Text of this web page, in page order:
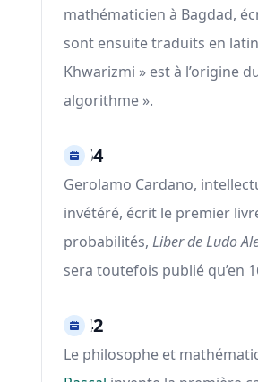
mathématicien à Bagdad,
sont ensuite traduits en
Khwarizmi » est à l’origine
algorithme ».
1564
Gerolamo Cardano,
invétéré, écrit le premier
probabilités, Liber de Ludo
sera toutefois publié qu’en
1642
Le philosophe et